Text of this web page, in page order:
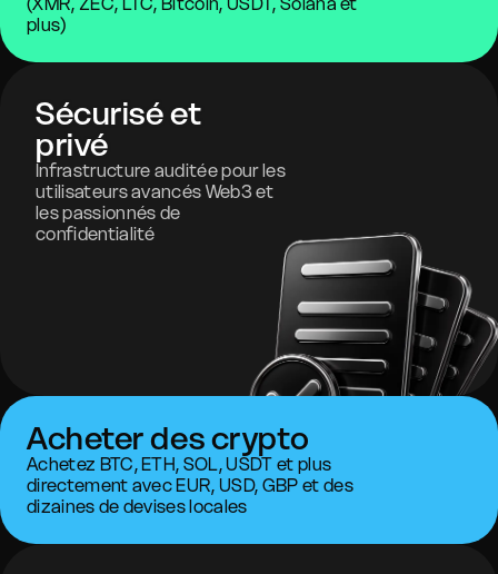
plus)
Sécurisé et
privé
Infrastructure auditée pour les
utilisateurs avancés Web3 et
les passionnés de
confidentialité
Acheter des crypto
Achetez BTC, ETH, SOL, USDT et plus
directement avec EUR, USD, GBP et des
dizaines de devises locales